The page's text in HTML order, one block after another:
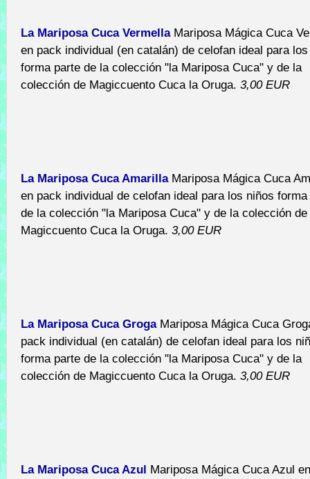
La Mariposa Cuca VermellaMariposa Mágica Cuca
en pack individual (en catalán) de celofan ideal para
forma parte de la colección "la Mariposa Cuca" y de la
colección de Magiccuento Cuca la Oruga. 3,00 EUR
La Mariposa Cuca AmarillaMariposa Mágica Cuca
en pack individual de celofan ideal para los niños forma
de la colección "la Mariposa Cuca" y de la colección de
Magiccuento Cuca la Oruga. 3,00 EUR
La Mariposa Cuca GrogaMariposa Mágica Cuca
pack individual (en catalán) de celofan ideal para los
forma parte de la colección "la Mariposa Cuca" y de la
colección de Magiccuento Cuca la Oruga. 3,00 EUR
La Mariposa Cuca Azul Mariposa Mágica Cuca Azul